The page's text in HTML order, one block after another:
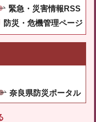
緊急・災害情報RSS
防災・危機管理ページ
奈良県防災ポータル